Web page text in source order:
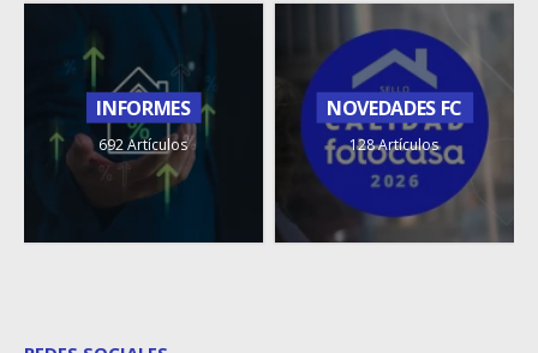
INFORMES
692 Artículos
NOVEDADES FC
128 Artículos